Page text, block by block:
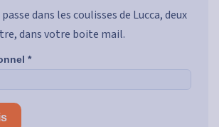
dans les coulisses de Lucca, deux
dans votre boite mail.